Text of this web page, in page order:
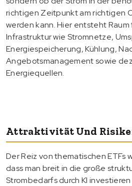
richtigen Zeitpunkt am richtigen
werden kann. Hier entsteht
Infrastruktur wie Stromnetze,
Energiespeicherung, Kühlung,
Angebotsmanagement sowie
Energiequellen.
Attraktivität Und
Der Reiz von thematischen ETFs
dass man breit in die große
Strombedarfs durch KI